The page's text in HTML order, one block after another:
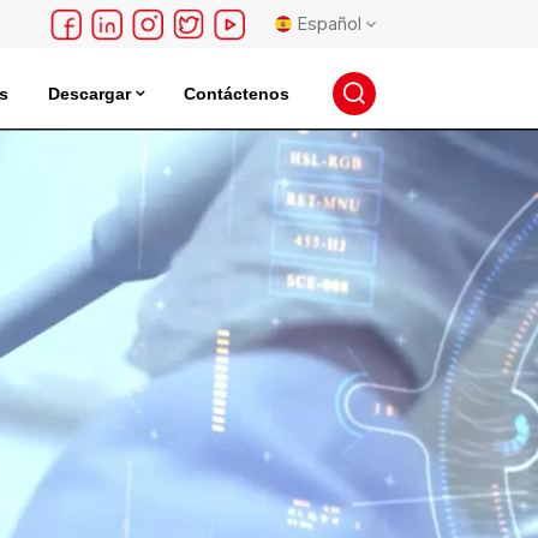
Español
English
français
русский
español
português
日本語
Descargar Contáctenos